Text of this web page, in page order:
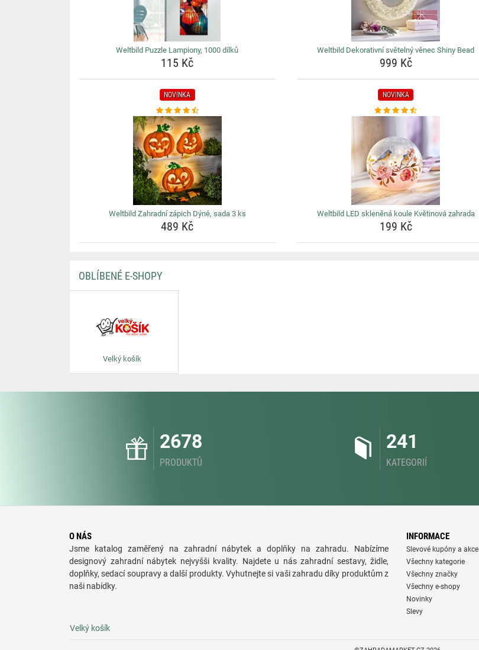
Weltbild Puzzle Lampiony, 1000 dílků
115 Kč
Weltbild Dekorativní světelný věnec Shiny Bead
999 Kč
NOVINKA
Weltbild Zahradní zápich Dýně, sada 3 ks
489 Kč
NOVINKA
Weltbild LED skleněná koule Květinová zahrada
199 Kč
OBLÍBENÉ E-SHOPY
Velký košík
2678
PRODUKTŮ
241
KATEGORIÍ
O NÁS
Jsme katalog zaměřený na zahradní nábytek a doplňky na zahradu. Nabízíme
designový zahradní nábytek nejvyšši kvality. Najdete u nás zahradní sestavy, židle,
doplňky, sedací soupravy a další produkty. Vyhutnejte si vaši zahradu díky produktům z
naši nabídky.
INFORMACE
Slevové kupóny a akce
Všechny kategorie
Všechny značky
Všechny e-shopy
Novinky
Slevy
Velký košík